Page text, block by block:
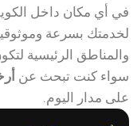
في أي مكان داخل
لخدمتك بسرعة
والمناطق الرئيسية
سواء كنت تبحث عن
على مدار اليوم.